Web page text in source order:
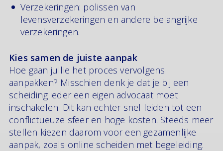
Verzekeringen: polissen van
levensverzekeringen en andere belangrijke
verzekeringen.
Kies samen de juiste aanpak
Hoe gaan jullie het proces vervolgens
aanpakken? Misschien denk je dat je bij een
scheiding ieder een eigen advocaat moet
inschakelen. Dit kan echter snel leiden tot een
conflictueuze sfeer en hoge kosten. Steeds meer
stellen kiezen daarom voor een gezamenlijke
aanpak, zoals online scheiden met begeleiding.